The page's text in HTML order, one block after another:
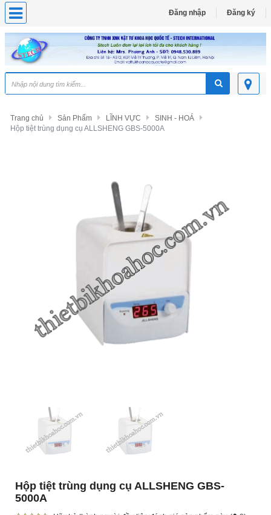
Đăng nhập Đăng ký
Trang chủ Sản Phẩm LĨNH VỰC
SINH - HOÁ
Hộp tiệt trùng dụng cụ ALLSHENG GBS-5000A
Hộp tiệt trùng dụng cụ ALLSHENG GBS-
5000A